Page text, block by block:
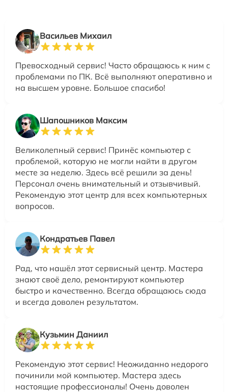
Васильев Михаил
Превосходный сервис! Часто обращаюсь к ним с
проблемами по ПК. Всё выполняют оперативно и
на высшем уровне. Большое спасибо!
Шапошников Максим
Великолепный сервис! Принёс компьютер с
проблемой, которую не могли найти в другом
месте за неделю. Здесь всё решили за день!
Персонал очень внимательный и отзывчивый.
Рекомендую этот центр для всех компьютерных
вопросов.
Кондратьев Павел
Рад, что нашёл этот сервисный центр. Мастера
знают своё дело, ремонтируют компьютер
быстро и качественно. Всегда обращаюсь сюда
и всегда доволен результатом.
Кузьмин Даниил
Рекомендую этот сервис! Неожиданно недорого
починили мой компьютер. Мастера здесь
настоящие профессионалы! Очень доволен